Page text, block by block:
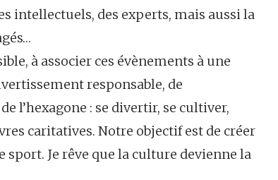
intellectuels, des experts, mais aussi la
à associer ces évènements à une
responsable, de
l’hexagone : se divertir, se cultiver,
caritatives. Notre objectif est de créer
sport. Je rêve que la culture devienne la